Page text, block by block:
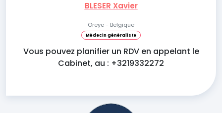
BLESER Xavier
Oreye - Belgique
Médecin généraliste
Vous pouvez planifier un RDV en appelant le
Cabinet, au : +3219332272